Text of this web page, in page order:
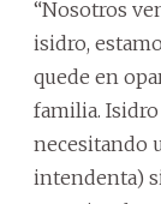
“Nosotros
isidro,
quede en
familia.
necesitando
intendenta)